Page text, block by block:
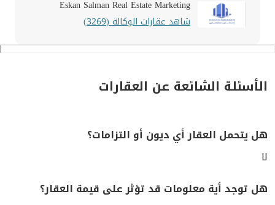
Eskan Salman Real Estate Marketing
شاهد عقارات الوكالة (3269)
الأسئلة الشائعة عن العقارات
هل يتحمل العقار أي ديون أو التزامات؟
لا
هل توجد أية معلومات قد تؤثر على قيمة العقار؟